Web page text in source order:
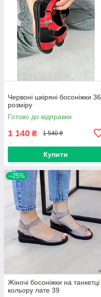
Червоні шкіряні босоніжки 36
розміру
Готово до відправки
1 140 ₴ 1 540 ₴
Купити
–25%
Жіночі босоніжки на танкетці
кольору лате 39